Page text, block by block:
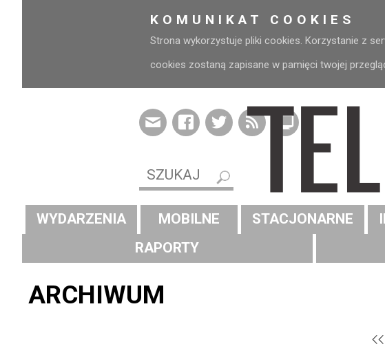
KOMUNIKAT COOKIES
Strona wykorzystuje pliki cookies. Korzystanie z
cookies zostaną zapisane w pamięci twojej
WYDARZENIA MOBILNE STACJONARNE
RAPORTY
ARCHIWUM